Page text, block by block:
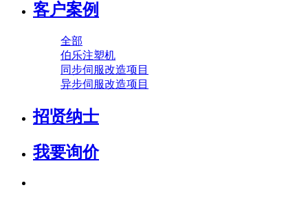
客户案例
全部
伯乐注塑机
同步伺服改造项目
异步伺服改造项目
招贤纳士
我要询价